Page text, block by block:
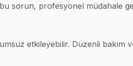
ulaşım sorunumuz yok
sorun, profesyonel müdahale
etkileyebilir. Düzenli bakım